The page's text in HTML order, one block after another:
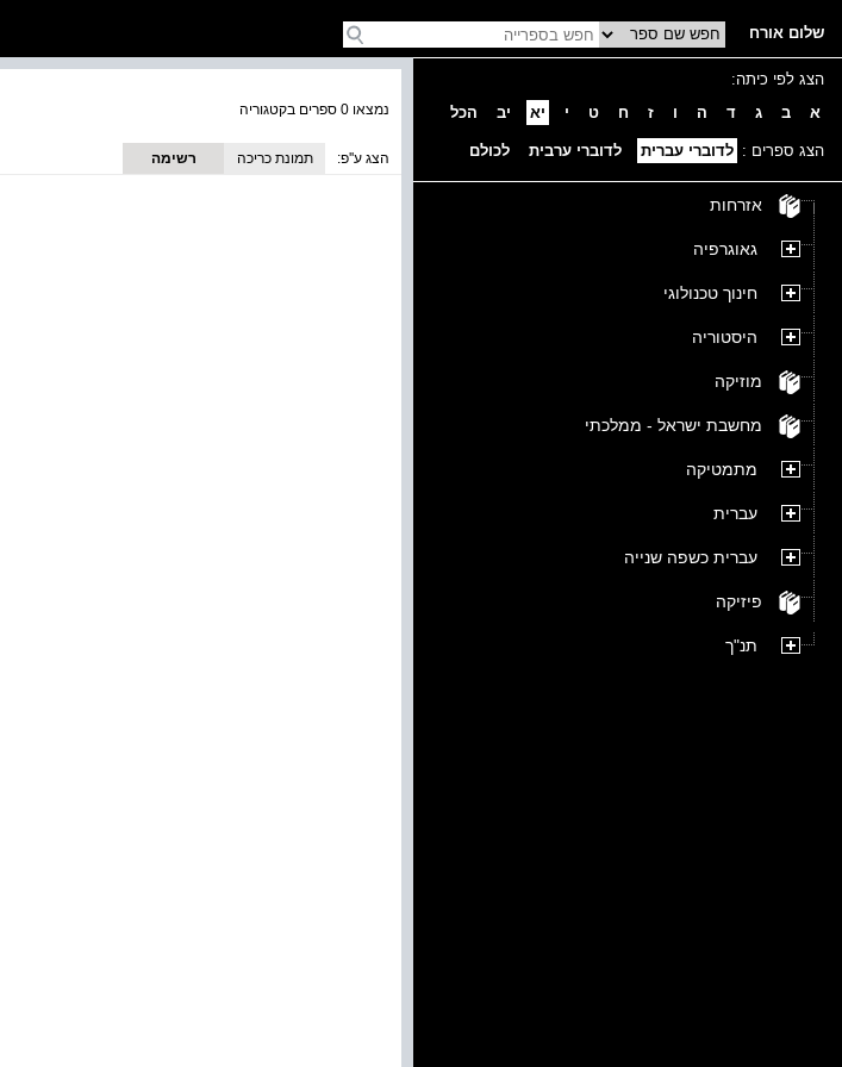
שלום אורח
הצג לפי כיתה:
א
ב ג ד ה ו ז ח ט י יא יב הכל
הצג ספרים : לדוברי עברית לדוברי ערבית לכולם
אזרחות
גאוגרפיה
חינוך טכנולוגי
היסטוריה
מוזיקה
מחשבת ישראל - ממלכתי
מתמטיקה
עברית
עברית כשפה שנייה
פיזיקה
תנ"ך
נמצאו 0 ספרים בקטגוריה
הצג ע''פ: תמונת כריכה רשימה